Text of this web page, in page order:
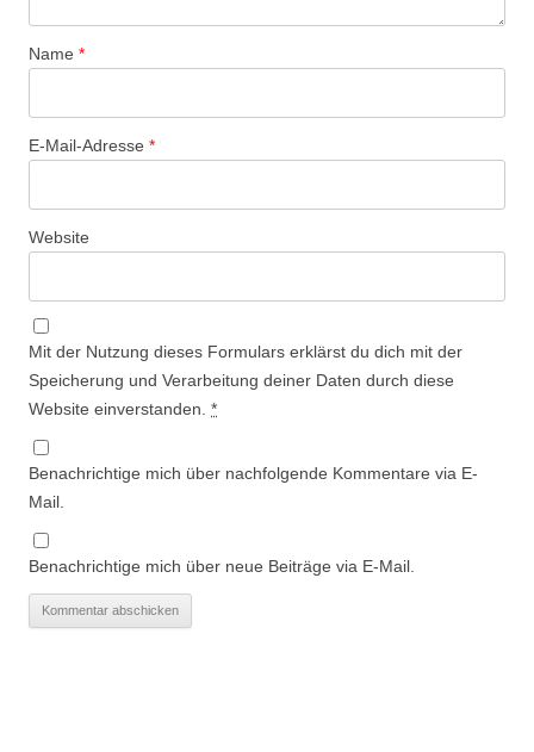
Name *
E-Mail-Adresse *
Website
Mit der Nutzung dieses Formulars erklärst du dich mit der
Speicherung und Verarbeitung deiner Daten durch diese
Website einverstanden. *
Benachrichtige mich über nachfolgende Kommentare via E-
Mail.
Benachrichtige mich über neue Beiträge via E-Mail.